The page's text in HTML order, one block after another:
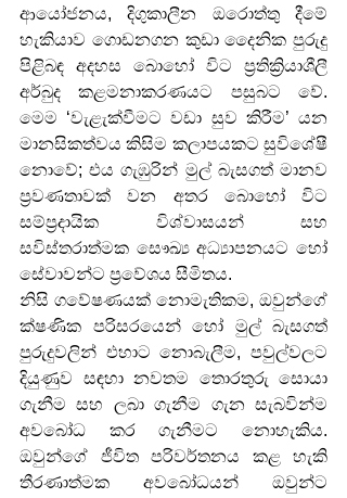
ආයෝජනය, දිගුකාලීන ඔරොත්තු දීමේ
හැකියාව ගොඩනගන කුඩා දෛනික පුරුදු
පිළිබඳ අදහස බොහෝ විට ප්‍රතික්‍රියාශීලී
අර්බුද කළමනාකරණයට පසුබට වේ.
මෙම ‘වැළැක්වීමට වඩා සුව කිරීම’ යන
මානසිකත්වය කිසිම කලාපයකට සුවිශේෂී
නොවේ; එය ගැඹුරින් මුල් බැසගත් මානව
ප්‍රවණතාවක් වන අතර බොහෝ විට
සම්ප්‍රදායික විශ්වාසයන් සහ
සවිස්තරාත්මක සෞඛ්‍ය අධ්‍යාපනයට හෝ
සේවාවන්ට ප්‍රවේශය සීමිතය.
නිසි ගවේෂණයක් නොමැතිකම, ඔවුන්ගේ
ක්ෂණික පරිසරයෙන් හෝ මුල් බැසගත්
පුරුදුවලින් එහාට නොබැලීම, පවුල්වලට
දියුණුව සඳහා නවතම තොරතුරු සොයා
ගැනීම සහ ලබා ගැනීම ගැන සැබවින්ම
අවබෝධ කර ගැනීමට නොහැකිය.
ඔවුන්ගේ ජීවිත පරිවර්තනය කළ හැකි
තීරණාත්මක අවබෝධයන් ඔවුන්ට